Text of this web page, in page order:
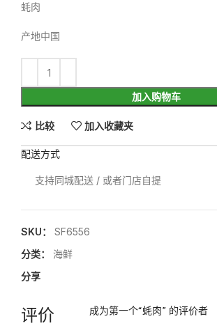
蚝肉
产地中国
加入购物车
比较 加入收藏夹
配送方式
支持同城配送 / 或者门店自提
SKU： SF6556
分类：
海鲜
分享
评价 成为第一个“蚝肉” 的评价者